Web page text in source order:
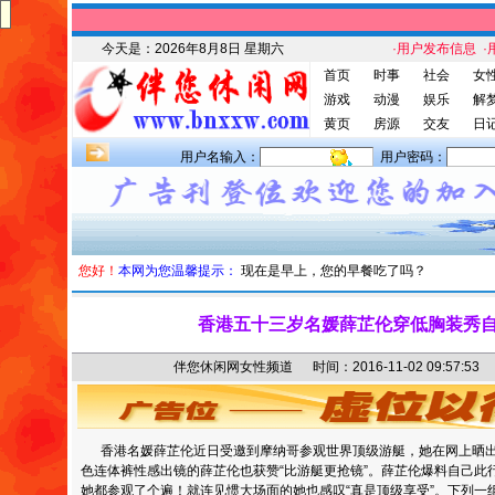
今天是： 2026年8月8日 星期六 ·用户发布信息 ·
首页
时事 社会
女
游戏
动漫 娱乐
解
黄页
房源 交友 日
用户名输入： 用户密码：
您好！ 本网为您温馨提示： 现在是早上，您的早餐吃了吗？
香港五十三岁名媛薛芷伦穿低胸装秀
伴您休闲网女性频道 时间：2016-11-02
香港名媛薛芷伦近日受邀到摩纳哥参观世界顶级游艇，她在网上晒
色连体裤性感出镜的薛芷伦也获赞“比游艇更抢镜”。薛芷伦爆料自己
她都参观了个遍！就连见惯大场面的她也感叹“真是顶级享受”。下列